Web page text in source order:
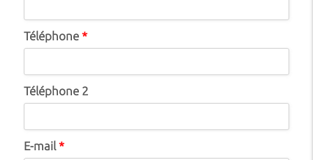
Téléphone *
Téléphone 2
E-mail*